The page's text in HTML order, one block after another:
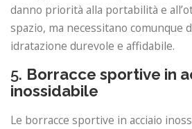
danno priorità alla portabilità e
spazio, ma necessitano comunque
idratazione durevole e affidabile.
5. Borracce sportive in
inossidabile
Le borracce sportive in acciaio